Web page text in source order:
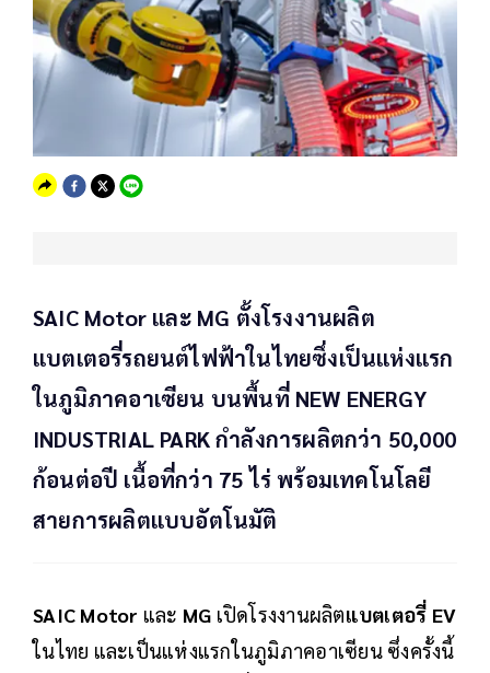
SAIC Motor และ MG ตั้งโรงงานผลิต
แบตเตอรี่รถยนต์ไฟฟ้าในไทยซึ่งเป็นแห่งแรก
ในภูมิภาคอาเซียน บนพื้นที่ NEW ENERGY
INDUSTRIAL PARK กำลังการผลิตกว่า 50,000
ก้อนต่อปี เนื้อที่กว่า 75 ไร่ พร้อมเทคโนโลยี
สายการผลิตแบบอัตโนมัติ
SAIC Motor และ MG เปิดโรงงานผลิตแบตเตอรี่ EV
ในไทย และเป็นแห่งแรกในภูมิภาคอาเซียน ซึ่งครั้งนี้